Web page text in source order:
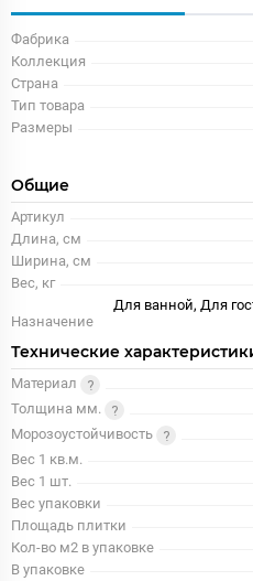
Фабрика
Коллекция
Страна
Тип товара
Размеры
Общие
Артикул
Длина, см
Ширина, см
Вес, кг
Назначение
Для ванной, Для
Технические
Материал
Толщина мм.
Морозоустойчивость
Вес 1 кв.м.
Вес 1 шт.
Вес упаковки
Площадь плитки
Кол-во м2 в упаковке
В упаковке